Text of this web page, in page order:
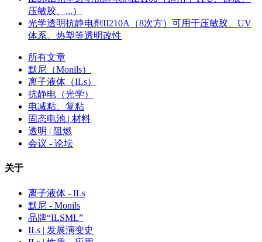
压敏胶、...）
光学透明抗静电剂II210A（8次方）可用于压敏胶、UV
体系、热塑等透明改性
所有文章
默尼（Monils）
离子液体（ILs）
抗静电（光学）
电减粘、复粘
固态电池 | 材料
透明 | 阻燃
会议 - 论坛
关于
离子液体 - ILs
默尼 - Monils
品牌“ILSML”
ILs | 发展演变史